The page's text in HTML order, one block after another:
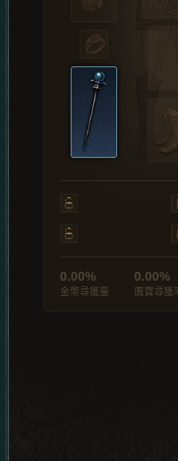
0.00%
金幣尋獲量
0.00%
魔寶尋獲